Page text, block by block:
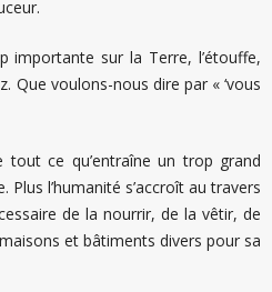
importante sur la Terre, l’étouffe,
Que voulons-nous dire par « ‘vous
ce qu’entraîne un trop grand
Plus l’humanité s’accroît au travers
de la nourrir, de la vêtir, de
et bâtiments divers pour sa